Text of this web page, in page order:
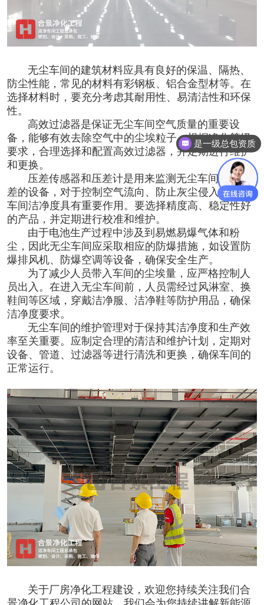
无尘车间的建筑材料应具有良好的保温、隔热、
防尘性能，常见的材料有彩钢板、铝合金型材等。在
选择材料时，要充分考虑其耐用性、易清洁性和环保
性。
高效过滤器是保证无尘车间空气质量的重要设
备，能够有效去除空气中的尘埃粒子。根据净化等级
要求，合理选择和配置高效过滤器，并定期进行维护
和更换。
压差传感器和压差计是用来监测无尘车间内外压
差的设备，对于控制空气流向、防止灰尘侵入和保证
车间洁净度具有重要作用。要选择精度高、稳定性好
的产品，并定期进行校准和维护。
由于电池生产过程中涉及到易燃易爆气体和粉
尘，因此无尘车间应采取相应的防爆措施，如设置防
爆排风机、防爆空调等设备，确保安全生产。
为了减少人员带入车间的尘埃量，应严格控制人
员出入。在进入无尘车间前，人员需经过风淋室、换
鞋间等区域，穿戴洁净服、洁净鞋等防护用品，确保
洁净度要求。
无尘车间的维护管理对于保持其洁净度和生产效
率至关重要。应制定合理的清洁和维护计划，定期对
设备、管道、过滤器等进行清洗和更换，确保车间的
正常运行。
关于厂房净化工程建设，欢迎您持续关注我们合
是一级总包资质